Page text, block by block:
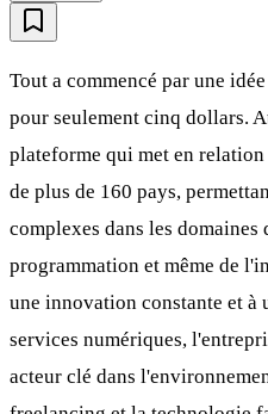
Tout a commencé par une
pour seulement cinq dollars.
plateforme qui met en
de plus de 160 pays,
complexes dans les domaines
programmation et même de
une innovation constante et à
services numériques,
acteur clé dans